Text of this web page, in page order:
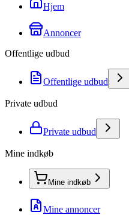
Hjem
Annoncer
Offentlige udbud
Offentlige udbud
Private udbud
Private udbud
Mine indkøb
Mine indkøb
Mine annoncer